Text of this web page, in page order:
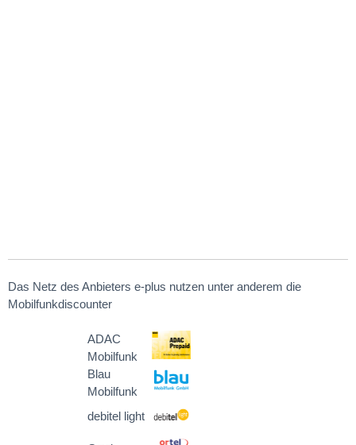
Das Netz des Anbieters e-plus nutzen unter anderem die
Mobilfunkdiscounter
ADAC
Mobilfunk
Blau
Mobilfunk
debitel light